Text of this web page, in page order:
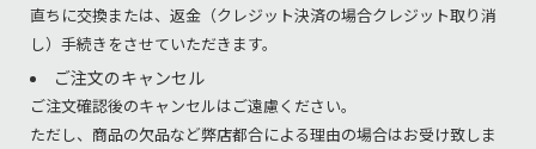
直ちに交換または、返金（クレジット決済の場合クレジット取り消
し）手続きをさせていただきます。
ご注文のキャンセル
ご注文確認後のキャンセルはご遠慮ください。
ただし、商品の欠品など弊店都合による理由の場合はお受け致しま